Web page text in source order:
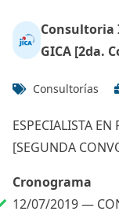
Consultoria
GICA [2da.
Consultorías
ESPECIALISTA
[SEGUNDA
Cronograma
12/07/2019 —